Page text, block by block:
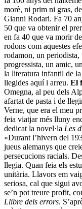
morè, ni prim ni gras,
Gianni Rodari. Fa 70
50 que va obtenir el
en fa 40 que va morir
rodons com aquestes
rodamon, un
progressista, un amic,
la literatura infantil de la
llegides aquí i arreu. El
Omegna, al peu dels
afartat de pasta i de
Verne, que era el meu
feia viatjar més lluny
dedicat la novel·la Les
«Durant l’hivern del
jueus alemanys que
persecucions racials.
llegia. Quan feia els
unitària. Llavors em
seriosa, cal que sigui
se’n pot treure profit,
Llibre dels errors.